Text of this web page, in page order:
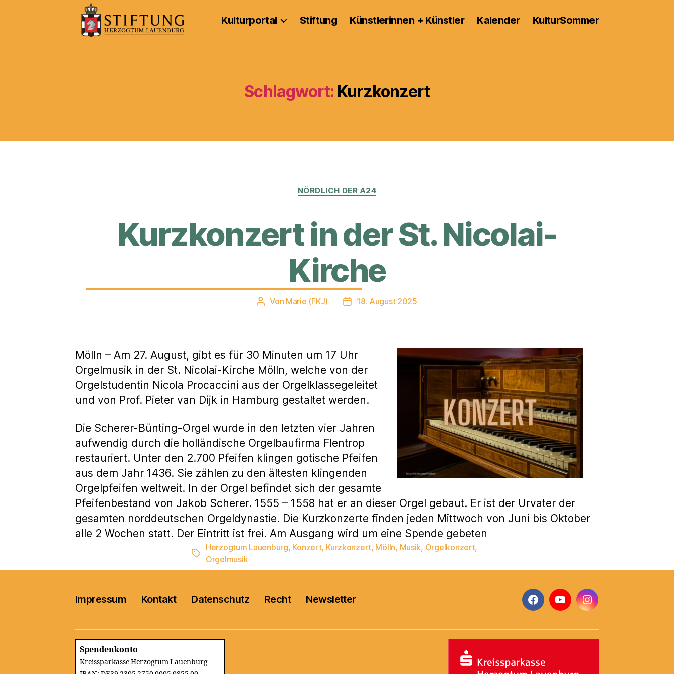
Kulturportal Stiftung Künstlerinnen + Künstler Kalender KulturSommer
Schlagwort: Kurzkonzert
Kategorien
NÖRDLICH DER A24
Kurzkonzert in der St. Nicolai-
Kirche
Beitragsautor
Von Marie (FKJ) Veröffentlichungsdatum
18. August 2025
Mölln – Am 27. August, gibt es für 30 Minuten um 17 Uhr
Orgelmusik in der St. Nicolai-Kirche Mölln, welche von der
Orgelstudentin Nicola Procaccini aus der Orgelklassegeleitet
und von Prof. Pieter van Dijk in Hamburg gestaltet werden.
Die Scherer-Bünting-Orgel wurde in den letzten vier Jahren
aufwendig durch die holländische Orgelbaufirma Flentrop
restauriert. Unter den 2.700 Pfeifen klingen gotische Pfeifen
aus dem Jahr 1436. Sie zählen zu den ältesten klingenden
Orgelpfeifen weltweit. In der Orgel befindet sich der gesamte
Pfeifenbestand von Jakob Scherer. 1555 – 1558 hat er an dieser Orgel gebaut. Er ist der Urvater der
gesamten norddeutschen Orgeldynastie. Die Kurzkonzerte finden jeden Mittwoch von Juni bis Oktober
alle 2 Wochen statt. Der Eintritt ist frei. Am Ausgang wird um eine Spende gebeten
Schlagwörter
Herzogtum Lauenburg, Konzert, Kurzkonzert, Mölln, Musik, Orgelkonzert,
Orgelmusik
Impressum Kontakt Datenschutz Recht Newsletter
FacebookYouTubeInstagram
Spendenkonto
Kreissparkasse Herzogtum Lauenburg